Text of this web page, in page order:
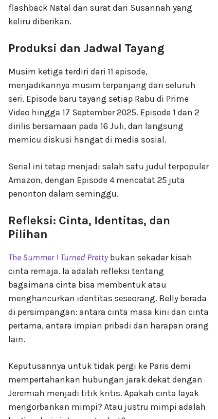
flashback Natal dan surat dari Susannah yang
keliru diberikan.
Produksi dan Jadwal Tayang
Musim ketiga terdiri dari 11 episode,
menjadikannya musim terpanjang dari seluruh
seri. Episode baru tayang setiap Rabu di Prime
Video hingga 17 September 2025. Episode 1 dan 2
dirilis bersamaan pada 16 Juli, dan langsung
memicu diskusi hangat di media sosial.
Serial ini tetap menjadi salah satu judul terpopuler
Amazon, dengan Episode 4 mencatat 25 juta
penonton dalam seminggu.
Refleksi: Cinta, Identitas, dan
Pilihan
The Summer I Turned Pretty bukan sekadar kisah
cinta remaja. Ia adalah refleksi tentang
bagaimana cinta bisa membentuk atau
menghancurkan identitas seseorang. Belly berada
di persimpangan: antara cinta masa kini dan cinta
pertama, antara impian pribadi dan harapan orang
lain.
Keputusannya untuk tidak pergi ke Paris demi
mempertahankan hubungan jarak dekat dengan
Jeremiah menjadi titik kritis. Apakah cinta layak
mengorbankan mimpi? Atau justru mimpi adalah